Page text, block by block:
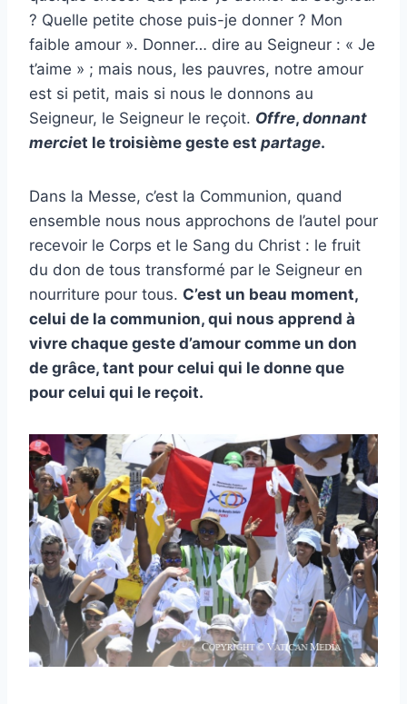
? Quelle petite chose puis-je donner ? Mon
faible amour ». Donner… dire au Seigneur : « Je
t’aime » ; mais nous, les pauvres, notre amour
est si petit, mais si nous le donnons au
Seigneur, le Seigneur le reçoit. Offre, donnant
merciet le troisième geste est partage.
Dans la Messe, c’est la Communion, quand
ensemble nous nous approchons de l’autel pour
recevoir le Corps et le Sang du Christ : le fruit
du don de tous transformé par le Seigneur en
nourriture pour tous. C’est un beau moment,
celui de la communion, qui nous apprend à
vivre chaque geste d’amour comme un don
de grâce, tant pour celui qui le donne que
pour celui qui le reçoit.